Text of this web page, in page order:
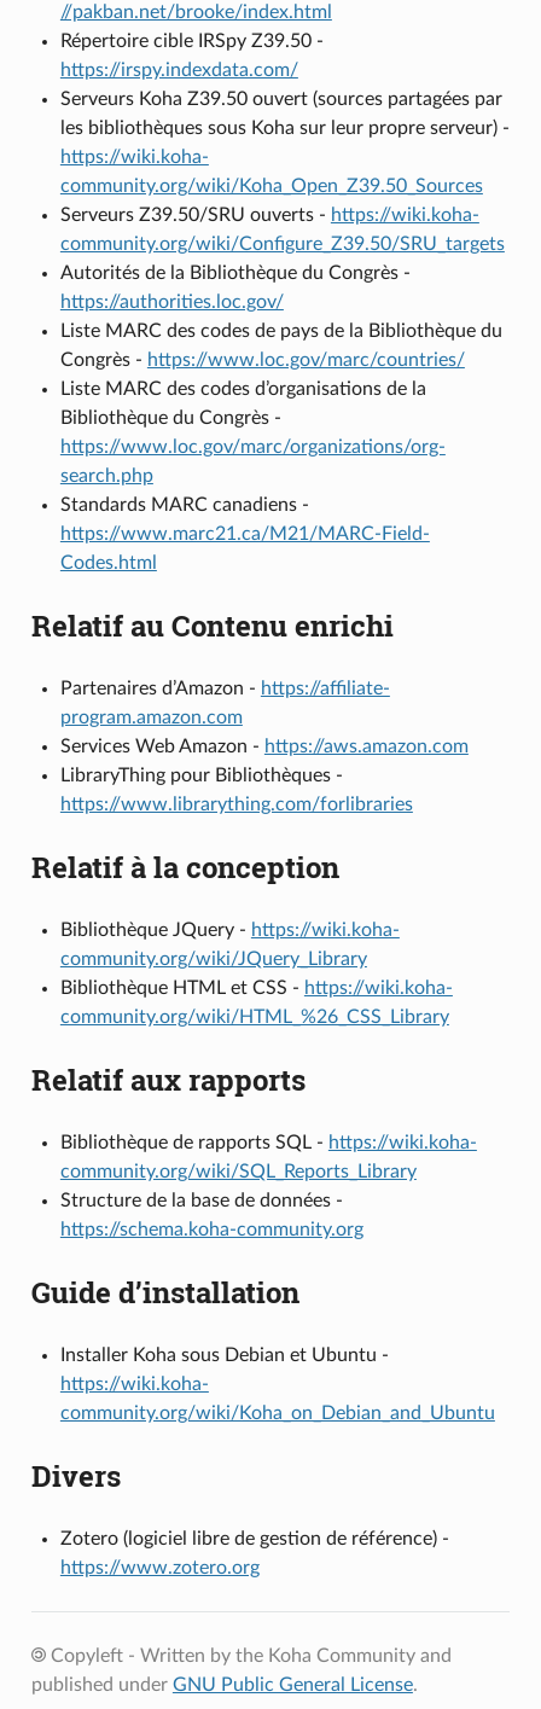
//pakban.net/brooke/index.html
Répertoire cible IRSpy Z39.50 -
https://irspy.indexdata.com/
Serveurs Koha Z39.50 ouvert (sources partagées par
les bibliothèques sous Koha sur leur propre serveur) -
https://wiki.koha-
community.org/wiki/Koha_Open_Z39.50_Sources
Serveurs Z39.50/SRU ouverts - https://wiki.koha-
community.org/wiki/Configure_Z39.50/SRU_targets
Autorités de la Bibliothèque du Congrès -
https://authorities.loc.gov/
Liste MARC des codes de pays de la Bibliothèque du
Congrès - https://www.loc.gov/marc/countries/
Liste MARC des codes d’organisations de la
Bibliothèque du Congrès -
https://www.loc.gov/marc/organizations/org-
search.php
Standards MARC canadiens -
https://www.marc21.ca/M21/MARC-Field-
Codes.html
Relatif au Contenu enrichi
Partenaires d’Amazon - https://affiliate-
program.amazon.com
Services Web Amazon - https://aws.amazon.com
LibraryThing pour Bibliothèques -
https://www.librarything.com/forlibraries
Relatif à la conception
Bibliothèque JQuery - https://wiki.koha-
community.org/wiki/JQuery_Library
Bibliothèque HTML et CSS - https://wiki.koha-
community.org/wiki/HTML_%26_CSS_Library
Relatif aux rapports
Bibliothèque de rapports SQL - https://wiki.koha-
community.org/wiki/SQL_Reports_Library
Structure de la base de données -
https://schema.koha-community.org
Guide d’installation
Installer Koha sous Debian et Ubuntu -
https://wiki.koha-
community.org/wiki/Koha_on_Debian_and_Ubuntu
Divers
Zotero (logiciel libre de gestion de référence) -
https://www.zotero.org
Copyleft - Written by the Koha Community and
published under GNU Public General License.